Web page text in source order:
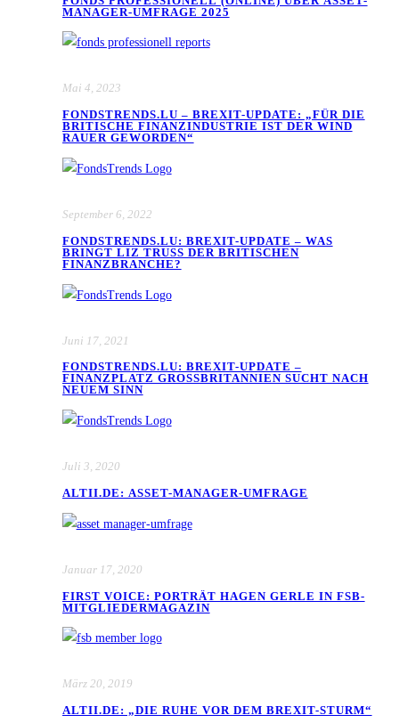
MANAGER-UMFRAGE 2025
Mai 4, 2023
FONDSTRENDS.LU – BREXIT-UPDATE: „FÜR DIE
BRITISCHE FINANZINDUSTRIE IST DER WIND
RAUER GEWORDEN“
September 6, 2022
FONDSTRENDS.LU: BREXIT-UPDATE – WAS
BRINGT LIZ TRUSS DER BRITISCHEN
FINANZBRANCHE?
Juni 17, 2021
FONDSTRENDS.LU: BREXIT-UPDATE –
FINANZPLATZ GROSSBRITANNIEN SUCHT NACH N
EUEM SINN
Juli 3, 2020
ALTII.DE: ASSET-MANAGER-UMFRAGE
Januar 17, 2020
FIRST VOICE: PORTRÄT HAGEN GERLE IN FSB-
MITGLIEDERMAGAZIN
März 20, 2019
ALTII.DE: „DIE RUHE VOR DEM BREXIT-STURM“